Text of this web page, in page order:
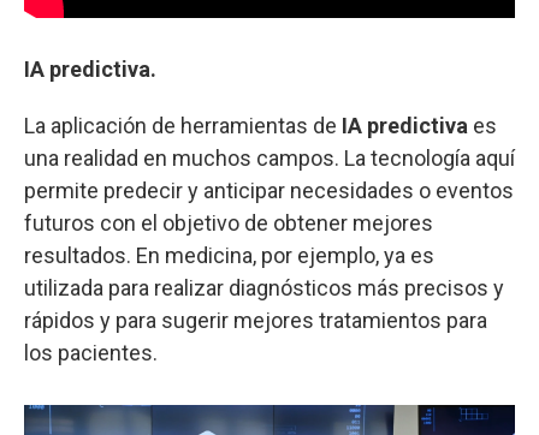
IA predictiva.
La aplicación de herramientas de IA predictiva es
una realidad en muchos campos. La tecnología aquí
permite predecir y anticipar necesidades o eventos
futuros con el objetivo de obtener mejores
resultados. En medicina, por ejemplo, ya es
utilizada para realizar diagnósticos más precisos y
rápidos y para sugerir mejores tratamientos para
los pacientes.